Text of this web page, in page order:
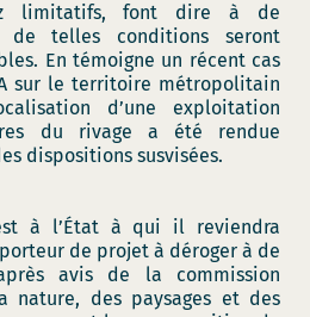
limitatifs, font dire à de
de telles conditions seront
En témoigne un récent cas
sur le territoire métropolitain
d’une exploitation
du rivage a été rendue
dispositions susvisées.
à l’État à qui il reviendra
de projet à déroger à de
avis de la commission
nature, des paysages et des